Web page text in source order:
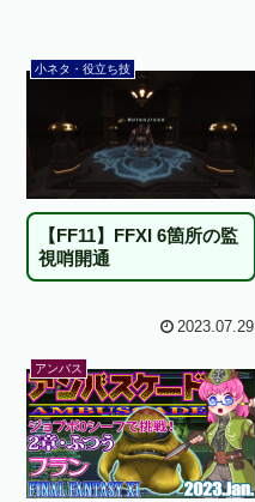
小ネタ・役立ち技
【FF11】FFXI 6箇所の監
視哨開通
2023.07.29
アンバス